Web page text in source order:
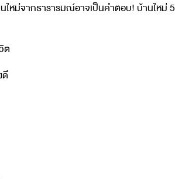
หม่จากธารารมณ์อาจเป็นคำตอบ! บ้านใหม่ 5
ต